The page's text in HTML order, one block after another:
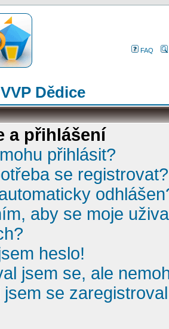
FAQ
Dědice
a přihlášení
přihlásit?
se registrovat?
aby se moje
heslo!
jsem se, ale
jsem se